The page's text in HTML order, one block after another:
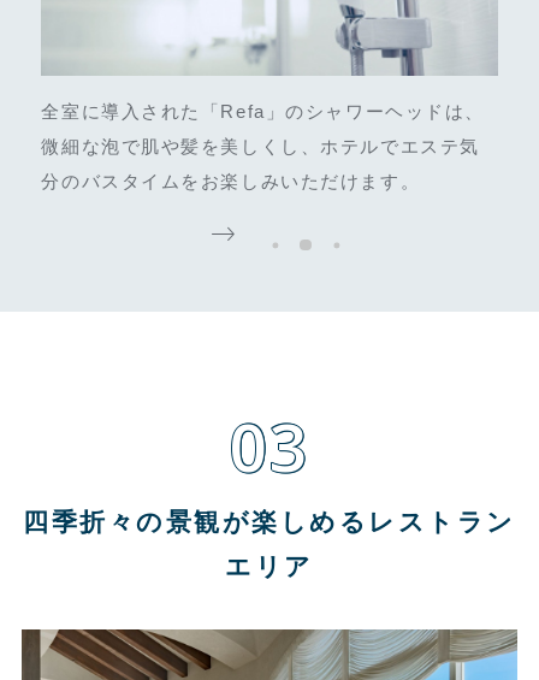
全室に導入された「Refa」のシャワーヘッドは、
微細な泡で肌や髪を美しくし、ホテルでエステ気
分のバスタイムをお楽しみいただけます。
03
四季折々の景観が楽しめるレストラン
エリア